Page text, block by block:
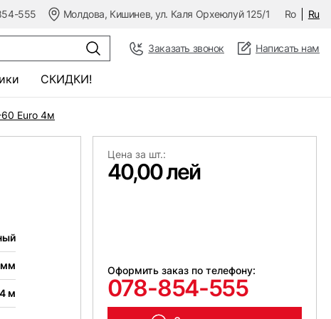
555 Молдова, Кишинев, ул. Каля Орхеюлуй 125/1 Ro Ru
Заказать звонок Написать нам
СКИДКИ!
Euro 4м
мм
4 м
Цена за шт.:
40,00 лей
Оформить заказ по телефону:
078-854-555